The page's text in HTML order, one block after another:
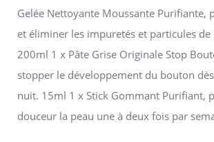
Gelée Nettoyante Moussante Purifiante,
et éliminer les impuretés et particules
200ml 1 x Pâte Grise Originale Stop
stopper le développement du bouton
nuit. 15ml 1 x Stick Gommant Purifiant,
douceur la peau une à deux fois par